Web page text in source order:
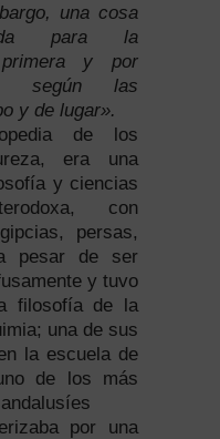
una cosa
para la
y por
según las
y de lugar».
de los
era una
y ciencias
con
persas,
pesar de ser
y tuvo
filosofía de la
una de sus
la escuela de
de los más
por una